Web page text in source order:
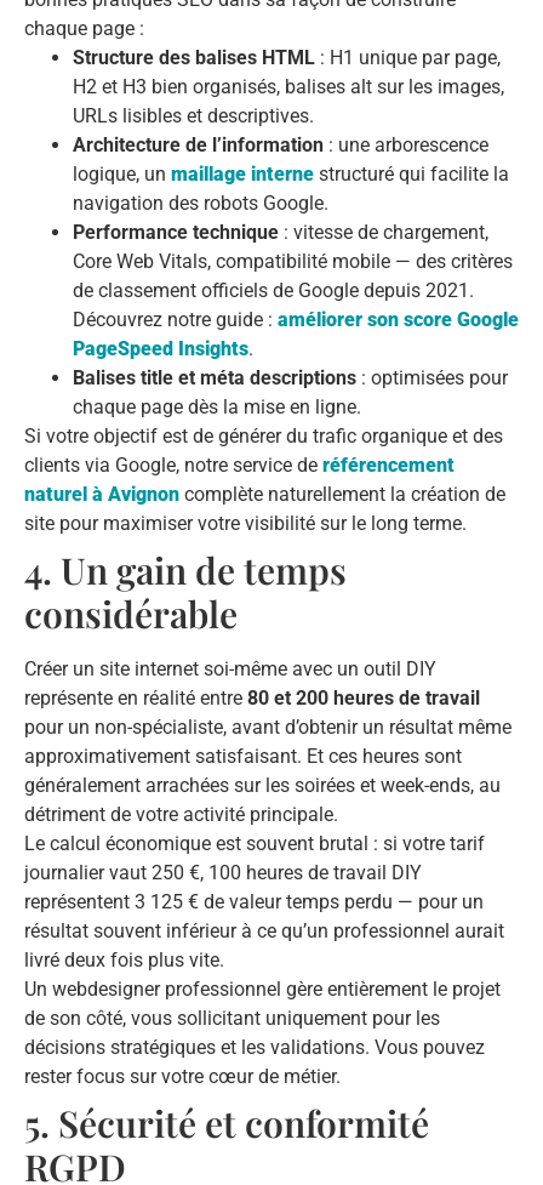
chaque page :
Structure des balises HTML : H1 unique par page,
H2 et H3 bien organisés, balises alt sur les images,
URLs lisibles et descriptives.
Architecture de l’information : une arborescence
logique, un maillage interne structuré qui facilite la
navigation des robots Google.
Performance technique : vitesse de chargement,
Core Web Vitals, compatibilité mobile — des critères
de classement officiels de Google depuis 2021.
Découvrez notre guide : améliorer son score Google
PageSpeed Insights.
Balises title et méta descriptions : optimisées pour
chaque page dès la mise en ligne.
Si votre objectif est de générer du trafic organique et des
clients via Google, notre service de référencement
naturel à Avignon complète naturellement la création de
site pour maximiser votre visibilité sur le long terme.
4. Un gain de temps
considérable
Créer un site internet soi-même avec un outil DIY
représente en réalité entre 80 et 200 heures de travail
pour un non-spécialiste, avant d’obtenir un résultat même
approximativement satisfaisant. Et ces heures sont
généralement arrachées sur les soirées et week-ends, au
détriment de votre activité principale.
Le calcul économique est souvent brutal : si votre tarif
journalier vaut 250 €, 100 heures de travail DIY
représentent 3 125 € de valeur temps perdu — pour un
résultat souvent inférieur à ce qu’un professionnel aurait
livré deux fois plus vite.
Un webdesigner professionnel gère entièrement le projet
de son côté, vous sollicitant uniquement pour les
décisions stratégiques et les validations. Vous pouvez
rester focus sur votre cœur de métier.
5. Sécurité et conformité
RGPD